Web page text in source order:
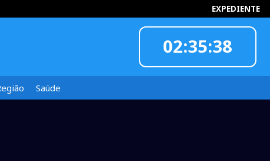
EXPEDIENTE
02:35:39
INFORMOU
Saúde